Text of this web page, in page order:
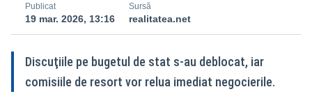
Publicat
19 mar. 2026, 13:16
Sursă
realitatea.net
Discuţiile pe bugetul de stat s-au deblocat, iar
comisiile de resort vor relua imediat negocierile.